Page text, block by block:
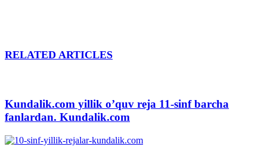
RELATED ARTICLES
Kundalik.com yillik o’quv reja 11-sinf barcha
fanlardan. Kundalik.com